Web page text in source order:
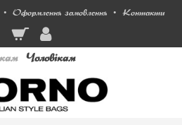
• Оформлення замовлення • Контакти
Чоловікам